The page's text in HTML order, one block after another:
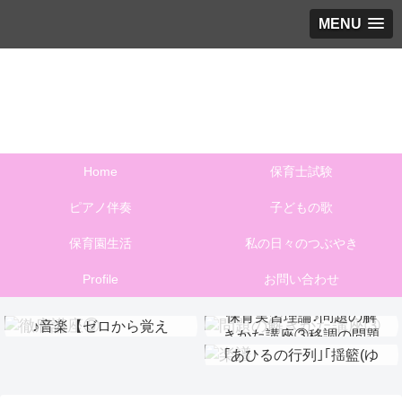
MENU
Home 保育士試験
ピアノ伴奏 子どもの歌
保育園生活 私の日々のつぶやき
Profile お問い合わせ
♪音楽【ゼロから覚え
保育実習理論♪問題の解
きかた講座③移調の問題
保育実習理論♪問題の解
【楽譜ダウンロード】
｢あひるの行列｣｢揺籃(ゆ